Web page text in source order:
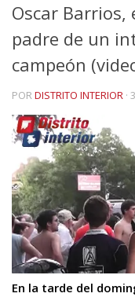
Oscar
padre de un
campeón
PORDISTRITO INTERIOR ·
En la tarde del